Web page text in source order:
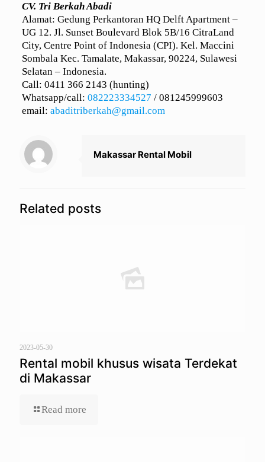
CV. Tri Berkah Abadi
Alamat: Gedung Perkantoran HQ Delft Apartment –
UG 12. Jl. Sunset Boulevard Blok 5B/16 CitraLand
City, Centre Point of Indonesia (CPI). Kel. Maccini
Sombala Kec. Tamalate, Makassar, 90224, Sulawesi
Selatan – Indonesia.
Call: 0411 366 2143 (hunting)
Whatsapp/call: 082223334527 / 081245999603
email: abaditriberkah@gmail.com
Makassar Rental Mobil
Related posts
2023-05-30
Rental mobil khusus wisata Terdekat
di Makassar
Read more